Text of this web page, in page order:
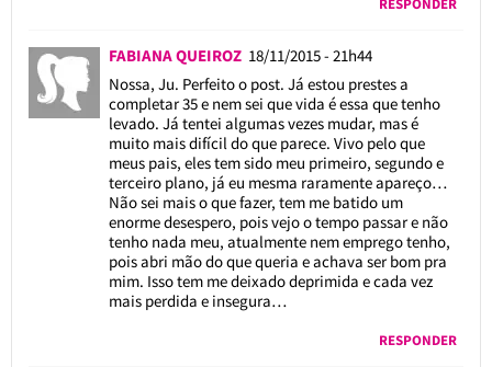
RESPONDER
FABIANA QUEIROZ 18/11/2015 - 21h44
Nossa, Ju. Perfeito o post. Já estou prestes a
completar 35 e nem sei que vida é essa que tenho
levado. Já tentei algumas vezes mudar, mas é
muito mais difícil do que parece. Vivo pelo que
meus pais, eles tem sido meu primeiro, segundo e
terceiro plano, já eu mesma raramente apareço…
Não sei mais o que fazer, tem me batido um
enorme desespero, pois vejo o tempo passar e não
tenho nada meu, atualmente nem emprego tenho,
pois abri mão do que queria e achava ser bom pra
mim. Isso tem me deixado deprimida e cada vez
mais perdida e insegura…
RESPONDER